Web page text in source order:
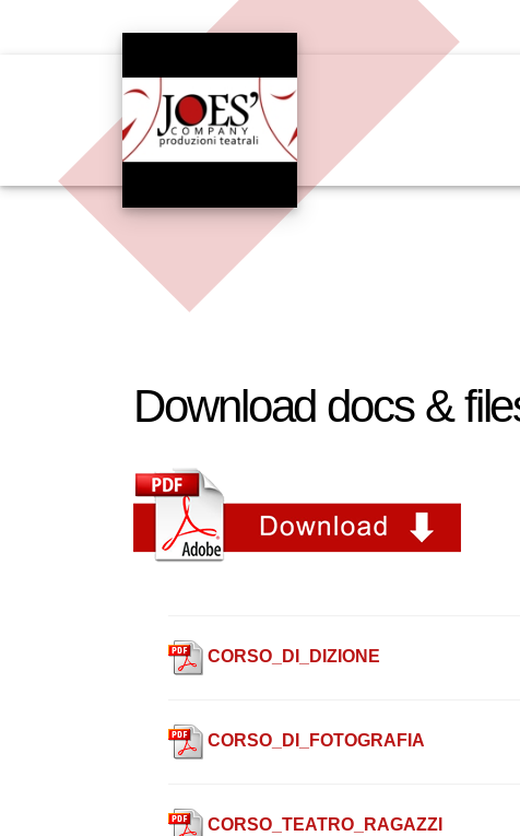
Download docs &
CORSO_DI_DIZIONE
CORSO_DI_FOTOGRAFIA
CORSO_TEATRO_RAGAZZI